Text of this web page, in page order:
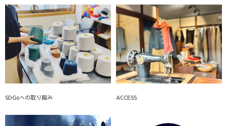
SDGsへの取り組み ACCESS